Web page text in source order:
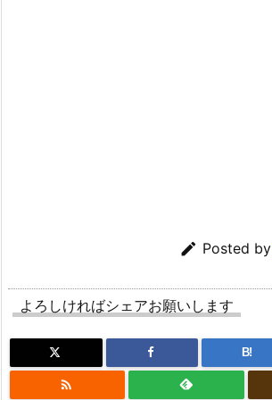
 Posted by
よろしければシェアお願いします
B!
